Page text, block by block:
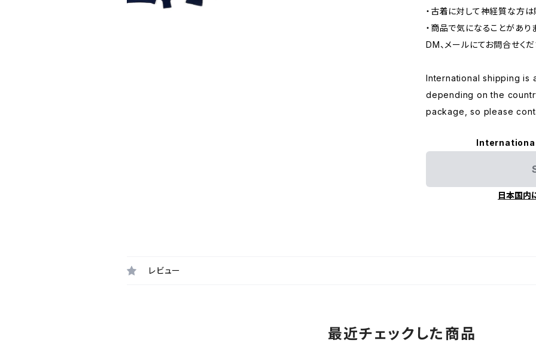
・古着に対して神経質な方は
・商品で気になることがあり
DM、メールにてお問合せくだ
International shipping is
depending on the
package, so please
日本国内
レビュー
最近チェックした商品